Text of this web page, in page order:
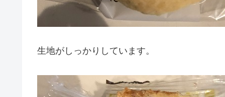
生地がしっかりしています。